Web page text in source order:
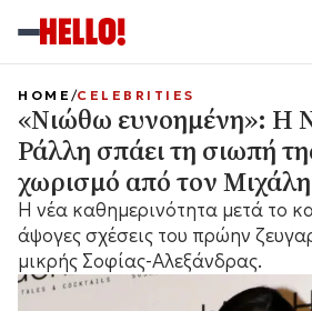
HOME CELEBRITIES
«Νιώθω ευνοημένη»: Η
Ράλλη σπάει τη σιωπή
χωρισμό από τον
Η νέα καθημερινότητα μετά το
άψογες σχέσεις του πρώην
μικρής Σοφίας-Αλεξάνδρας.